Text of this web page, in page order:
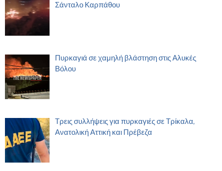
Σάνταλο Καρπάθου
Πυρκαγιά σε χαμηλή βλάστηση στις Αλυκές
Βόλου
Τρεις συλλήψεις για πυρκαγιές σε Τρίκαλα,
Ανατολική Αττική και Πρέβεζα